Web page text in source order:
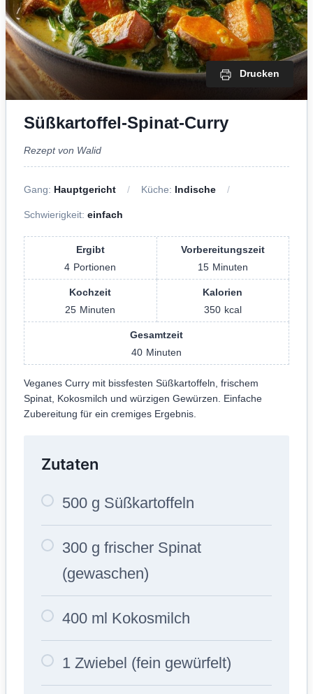
Drucken
Süßkartoffel-Spinat-Curry
Rezept von Walid
Gang: Hauptgericht Küche: Indische
Schwierigkeit: einfach
Ergibt
4 Portionen
Vorbereitungszeit
15 Minuten
Kochzeit
25 Minuten
Kalorien
350 kcal
Gesamtzeit
40 Minuten
Veganes Curry mit bissfesten Süßkartoffeln, frischem
Spinat, Kokosmilch und würzigen Gewürzen. Einfache
Zubereitung für ein cremiges Ergebnis.
Zutaten
500 g Süßkartoffeln
300 g frischer Spinat
(gewaschen)
400 ml Kokosmilch
1 Zwiebel (fein gewürfelt)